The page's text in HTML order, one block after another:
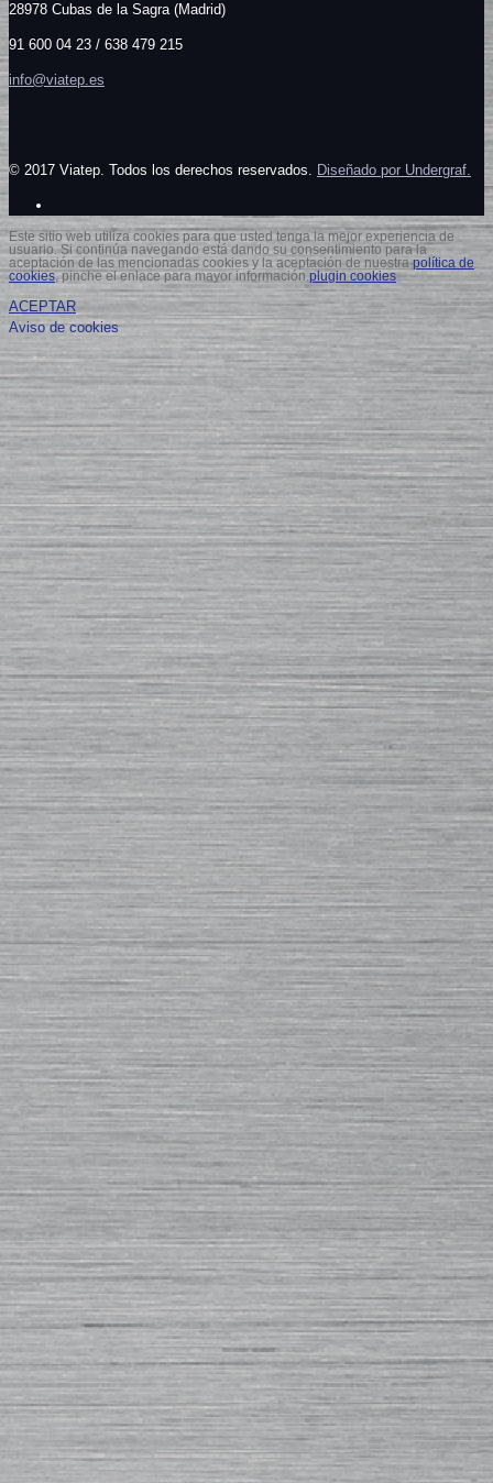
28978 Cubas de la Sagra (Madrid)
91 600 04 23 / 638 479 215
info@viatep.es
© 2017 Viatep. Todos los derechos reservados. Diseñado por Undergraf.
Este sitio web utiliza cookies para que usted tenga la mejor experiencia de
usuario. Si continúa navegando está dando su consentimiento para la
aceptación de las mencionadas cookies y la aceptación de nuestrapolítica de
cookies, pinche el enlace para mayor información.plugin cookies
ACEPTAR
Aviso de cookies